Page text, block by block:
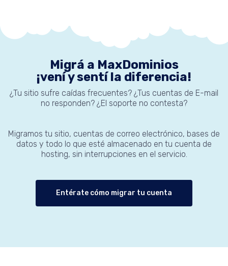
Migrá a MaxDominios
¡vení y sentí la diferencia!
¿Tu sitio sufre caídas frecuentes? ¿Tus cuentas de E-mail
no responden? ¿El soporte no contesta?
Migramos tu sitio, cuentas de correo electrónico, bases de
datos y todo lo que esté almacenado en tu cuenta de
hosting, sin interrupciones en el servicio.
Entérate cómo migrar tu cuenta